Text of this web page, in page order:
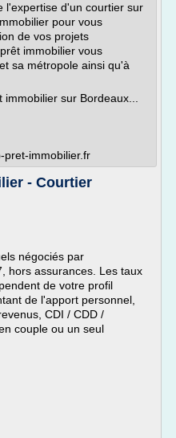
l'expertise d'un courtier sur
pour vous
de vos projets
immobilier vous
sa métropole ainsi qu'à
sur Bordeaux...
pret-immobilier.fr
- Courtier
négociés par
hors assurances. Les taux
de votre profil
de l'apport personnel,
CDI / CDD /
couple ou un seul